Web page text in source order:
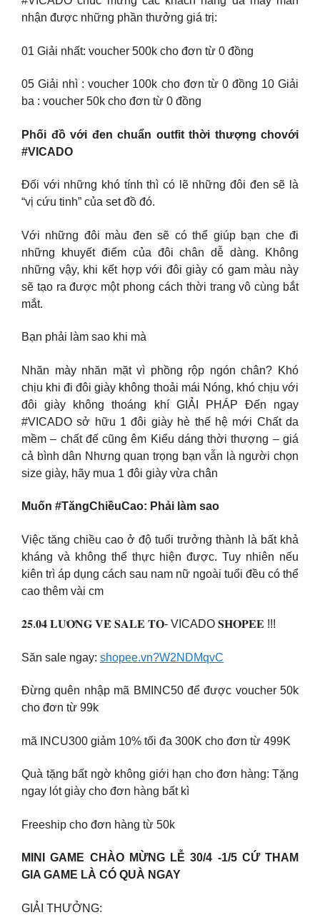
nhận được những phần thưởng giá trị:
01 Giải nhất: voucher 500k cho đơn từ 0 đồng
05 Giải nhì : voucher 100k cho đơn từ 0 đồng 10 Giải
ba : voucher 50k cho đơn từ 0 đồng
Phối đồ với đen chuẩn outfit thời thượng chovới
#VICADO
Đối với những khó tính thì có lẽ những đôi đen sẽ là
“vị cứu tinh” của set đồ đó.
Với những đôi màu đen sẽ có thể giúp bạn che đi
những khuyết điểm của đôi chân dễ dàng. Không
những vậy, khi kết hợp với đôi giày có gam màu này
sẽ tạo ra được một phong cách thời trang vô cùng bắt
mắt.
Bạn phải làm sao khi mà
Nhăn mày nhăn mặt vì phồng rộp ngón chân? Khó
chịu khi đi đôi giày không thoải mái Nóng, khó chịu với
đôi giày không thoáng khí GIẢI PHÁP Đến ngay
#VICADO sở hữu 1 đôi giày hè thế hệ mới Chất da
mềm – chất đế cũng êm Kiểu dáng thời thượng – giá
cả bình dân Nhưng quan trọng bạn vẫn là người chọn
size giày, hãy mua 1 đôi giày vừa chân
️Muốn #TăngChiềuCao: Phải làm sao
Việc tăng chiều cao ở độ tuổi trưởng thành là bất khả
kháng và không thể thực hiện được. Tuy nhiên nếu
kiên trì áp dụng cách sau nam nữ ngoài tuổi đều có thể
cao thêm vài cm
𝟐𝟓.𝟎𝟒 𝐋𝐔̛𝐎̛𝐍𝐆 𝐕𝐄̂̀ 𝐒𝐀𝐋𝐄 𝐓𝐎- VICADO 𝐒𝐇𝐎𝐏𝐄𝐄 !!!
Săn sale ngay: shopee.vn?W2NDMqvC
Đừng quên nhập mã BMINC50 để được voucher 50k
cho đơn từ 99k
mã INCU300 giảm 10% tối đa 300K cho đơn từ 499K
Quà tặng bất ngờ không giới hạn cho đơn hàng: Tặng
ngay lót giày cho đơn hàng bất kì
Freeship cho đơn hàng từ 50k
MINI GAME CHÀO MỪNG LỄ 30/4 -1/5 CỨ THAM
GIA GAME LÀ CÓ QUÀ NGAY
GIẢI THƯỞNG: